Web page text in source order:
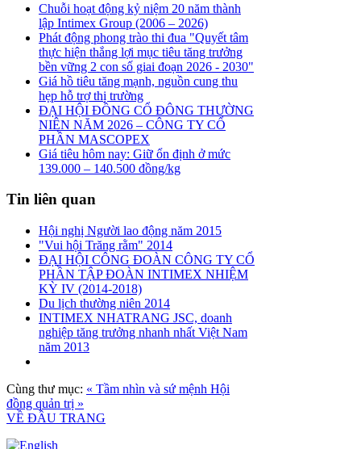
Chuỗi hoạt động kỷ niệm 20 năm thành
lập Intimex Group (2006 – 2026)
Phát động phong trào thi đua "Quyết tâm
thực hiện thắng lợi mục tiêu tăng trưởng
bền vững 2 con số giai đoạn 2026 - 2030"
Giá hồ tiêu tăng mạnh, nguồn cung thu
hẹp hỗ trợ thị trường
ĐẠI HỘI ĐỒNG CỔ ĐÔNG THƯỜNG
NIÊN NĂM 2026 – CÔNG TY CỔ
PHẦN MASCOPEX
Giá tiêu hôm nay: Giữ ổn định ở mức
139.000 – 140.500 đồng/kg
Tin liên quan
Hội nghị Người lao động năm 2015
"Vui hội Trăng rằm" 2014
ĐẠI HỘI CÔNG ĐOÀN CÔNG TY CỔ
PHẦN TẬP ĐOÀN INTIMEX NHIỆM
KỲ IV (2014-2018)
Du lịch thường niên 2014
INTIMEX NHATRANG JSC, doanh
nghiệp tăng trưởng nhanh nhất Việt Nam
năm 2013
Cùng thư mục: « Tầm nhìn và sứ mệnh Hội
đồng quản trị »
VỀ ĐẦU TRANG